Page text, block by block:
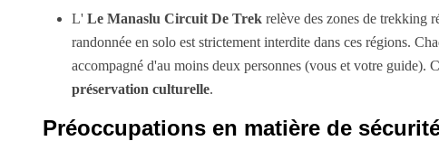
L' Le Manaslu Circuit De Trek relève des zones de trekking
randonnée en solo est strictement interdite dans ces régions.
accompagné d'au moins deux personnes (vous et votre guide).
préservation culturelle.
Préoccupations en matière de